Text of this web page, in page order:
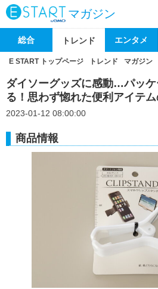
マガジン
総合 トレンド エンタメ
E START トップページ トレンド マガジン
ダイソーグッズに感動…パッ
る！思わず惚れた便利アイテ
2023-01-12 08:00:00
商品情報